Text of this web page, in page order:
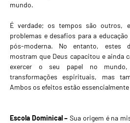
mundo.
É verdade; os tempos são outros,
problemas e desafios para a
pós-moderna. No entanto, estes
mostram que Deus capacitou e ainda
exercer o seu papel no mundo,
transformações espirituais, mas
Ambos os efeitos estão
Escola Dominical –Sua origem é na